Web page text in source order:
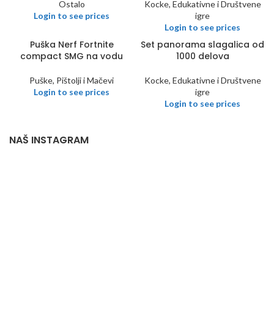
NAŠ INSTAGRAM
Ostalo
Login to see prices
Kocke, Edukativne i Društvene
igre
Login to see prices
Puška Nerf Fortnite
compact SMG na vodu
Puške, Pištolji i Mačevi
Login to see prices
Set panorama slagalica od
1000 delova
Kocke, Edukativne i Društvene
igre
Login to see prices